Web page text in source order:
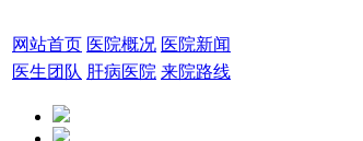
网站首页 医院概况 医院新闻
医生团队 肝病医院 来院路线